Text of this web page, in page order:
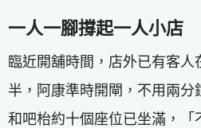
一人一腳撐起一人小店
臨近開舖時間，店外已有客人
半，阿康準時開閘，不用兩
和吧枱約十個座位已坐滿，「